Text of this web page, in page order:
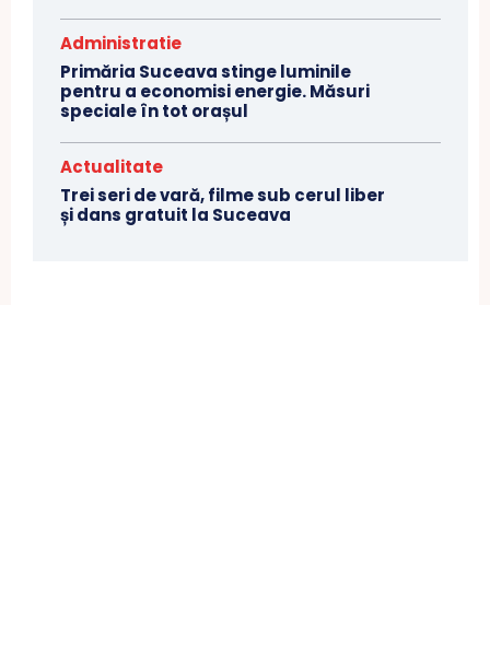
Administratie
Primăria Suceava stinge luminile
pentru a economisi energie. Măsuri
speciale în tot orașul
Actualitate
Trei seri de vară, filme sub cerul liber
și dans gratuit la Suceava